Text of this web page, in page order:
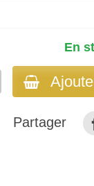
En
Partager